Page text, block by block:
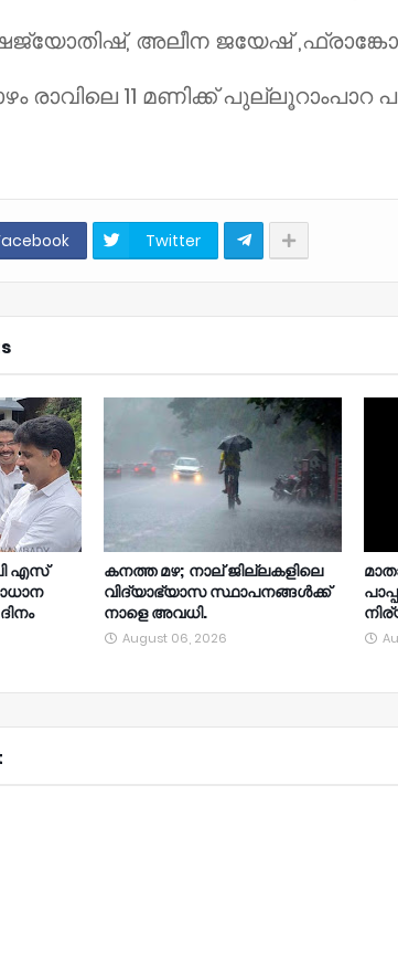
അലീന ജയേഷ് ,ഫ്രാങ്കോ
രാവിലെ 11 മണിക്ക് പുല്ലൂറാംപാറ
Twitter
എസ്
കനത്ത മഴ; നാല്‌ ജില്ലകളിലെ
വിദ്യാഭ്യാസ സ്ഥാപനങ്ങൾക്ക്
നാളെ അവധി.
August 06, 2026